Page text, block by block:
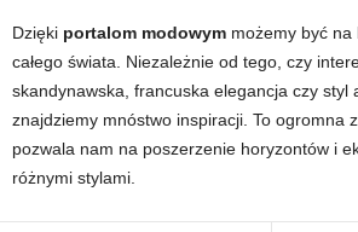
Dzięki portalom modowym możemy być
całego świata. Niezależnie od tego, czy
skandynawska, francuska elegancja czy styl
znajdziemy mnóstwo inspiracji. To ogromna
pozwala nam na poszerzenie horyzontów i
różnymi stylami.